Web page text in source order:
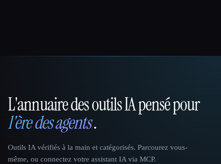
That AI Collection
L'annuaire des outils IA pensé pour
l'ère des agents.
Outils IA vérifiés à la main et catégorisés. Parcourez vous-
même, ou connectez votre assistant IA via MCP.